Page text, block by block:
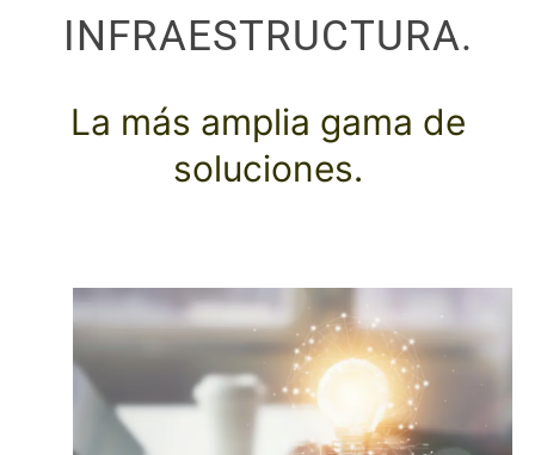
INFRAESTRUCTURA.
La más amplia gama de
soluciones.